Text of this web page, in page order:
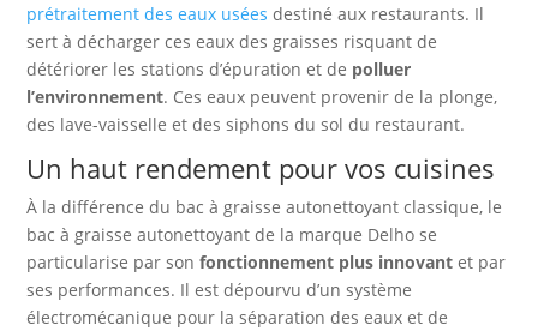
prétraitement des eaux usées destiné aux restaurants. Il
sert à décharger ces eaux des graisses risquant de
détériorer les stations d’épuration et de polluer
l’environnement. Ces eaux peuvent provenir de la plonge,
des lave-vaisselle et des siphons du sol du restaurant.
Un haut rendement pour vos cuisines
À la différence du bac à graisse autonettoyant classique, le
bac à graisse autonettoyant de la marque Delho se
particularise par sonfonctionnement plus innovant et par
ses performances. Il est dépourvu d’un système
électromécanique pour la séparation des eaux et de